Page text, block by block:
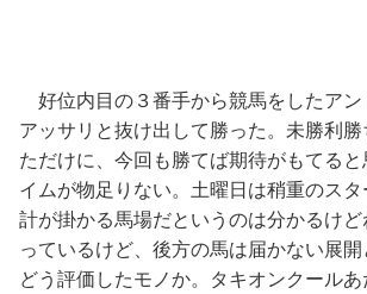
好位内目の３番手から競馬をしたアン
アッサリと抜け出して勝った。未勝利
ただけに、今回も勝てば期待がもてる
イムが物足りない。土曜日は稍重のス
計が掛かる馬場だというのは分かるけ
っているけど、後方の馬は届かない展
どう評価したモノか。タキオンクール